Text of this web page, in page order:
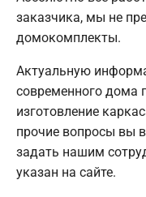
заказчика, мы не
домокомплекты.
Актуальную
современного дома
изготовление
прочие вопросы вы
задать нашим
указан на сайте.